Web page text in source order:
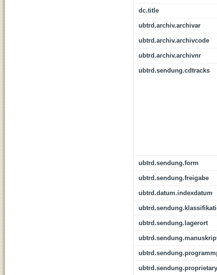
dc.title
ubtrd.archiv.archivar
ubtrd.archiv.archivcode
ubtrd.archiv.archivnr
ubtrd.sendung.cdtracks
ubtrd.sendung.form
ubtrd.sendung.freigabe
ubtrd.datum.indexdatum
ubtrd.sendung.lagerort
ubtrd.sendung.proprietary